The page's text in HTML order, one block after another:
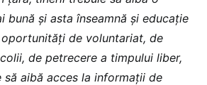
bună și asta înseamnă și educație
de voluntariat, de
de petrecere a timpului liber,
să aibă acces la informații de